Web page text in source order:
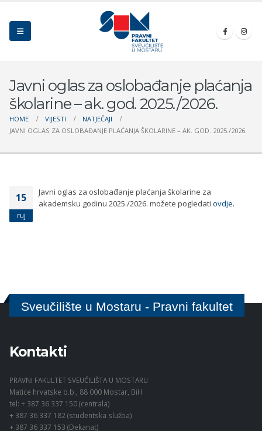
Javni oglas za oslobađanje plaćanja
školarine – ak. god. 2025./2026.
HOME VIJESTI
NATJEČAJI
JAVNI OGLAS ZA OSLOBAĐANJE PLAĆANJA ŠKOLARINE – AK. GOD. 2025./2026.
15
ruj
Javni oglas za oslobađanje plaćanja školarine za
akademsku godinu 2025./2026. možete pogledati ovdje.
Sveučilište u Mostaru - Pravni fakultet
Kontakti
PRAVNI FAKULTET SVEUČILIŠTA U MOSTARU
Matice hrvatske b.b., 88 000 Mostar, BiH
tel: + 387 36 337 150 (centrala)
+ 387 36 337 182 (studentska služba)
+ 387 36 337 153 (Dekanat)